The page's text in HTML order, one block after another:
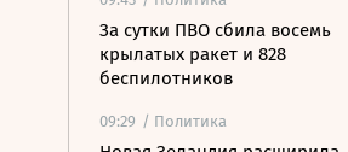
За сутки ПВО сбила восемь
крылатых ракет и 828
беспилотников
09:29 / Политика